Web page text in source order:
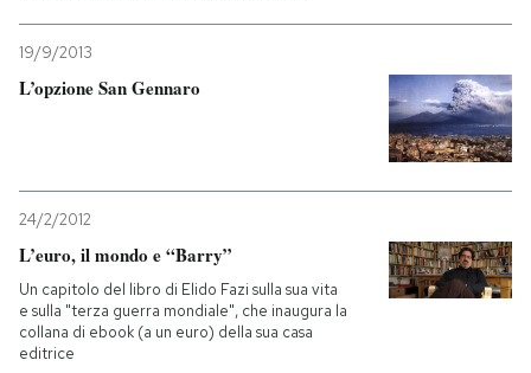
19/9/2013
L’opzione San Gennaro
24/2/2012
L’euro, il mondo e “Barry”
Un capitolo del libro di Elido Fazi sulla sua vita
e sulla "terza guerra mondiale", che inaugura la
collana di ebook (a un euro) della sua casa
editrice